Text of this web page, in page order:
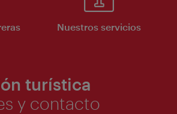
Nuestros servicios
turística
y contacto